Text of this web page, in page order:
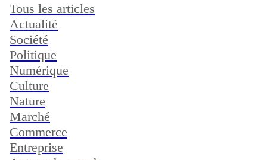
Tous les articles
Actualité
Société
Politique
Numérique
Culture
Nature
Marché
Commerce
Entreprise